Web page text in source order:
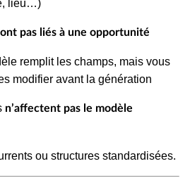
lieu…)
pas liés à une opportunité
remplit les champs, mais vous
modifier avant la génération
n’affectent pas le modèle
ou structures standardisées.